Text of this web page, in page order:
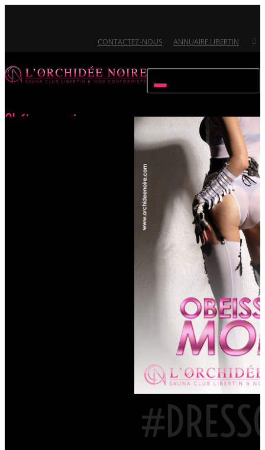
CONTACTEZ-NOUS ANNUAIRE LIBERTIN
Obéissez-moi
Ouvert 7/7 - Pour toutes informations, contactez-nous au 02.51.72.21.81